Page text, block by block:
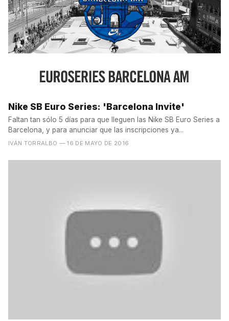
Nike SB Euro Series: 'Barcelona Invite'
Faltan tan sólo 5 días para que lleguen las Nike SB Euro Series a
Barcelona, y para anunciar que las inscripciones ya...
IVÁN TORRALBO — 16 DE MAYO DE 2016